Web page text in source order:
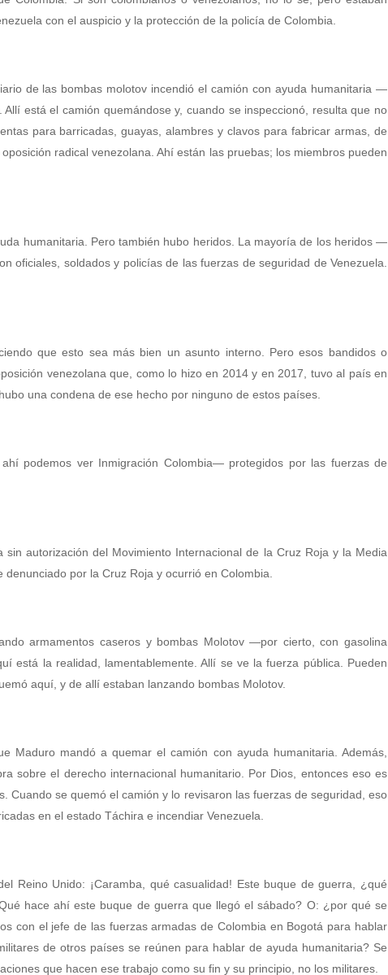
con el auspicio y la protección de la policía de Colombia.
de las bombas molotov incendió el camión con ayuda humanitaria —
está el camión quemándose y, cuando se inspeccionó, resulta que no
para barricadas, guayas, alambres y clavos para fabricar armas, de
radical venezolana. Ahí están las pruebas; los miembros pueden
humanitaria. Pero también hubo heridos. La mayoría de los heridos —
oficiales, soldados y policías de las fuerzas de seguridad de Venezuela.
que esto sea más bien un asunto interno. Pero esos bandidos o
venezolana que, como lo hizo en 2014 y en 2017, tuvo al país en
una condena de ese hecho por ninguno de estos países.
podemos ver Inmigración Colombia— protegidos por las fuerzas de
autorización del Movimiento Internacional de la Cruz Roja y la Media
por la Cruz Roja y ocurrió en Colombia.
armamentos caseros y bombas Molotov —por cierto, con gasolina
está la realidad, lamentablemente. Allí se ve la fuerza pública. Pueden
aquí, y de allí estaban lanzando bombas Molotov.
Maduro mandó a quemar el camión con ayuda humanitaria. Además,
sobre el derecho internacional humanitario. Por Dios, entonces eso es
Cuando se quemó el camión y lo revisaron las fuerzas de seguridad, eso
en el estado Táchira e incendiar Venezuela.
Reino Unido: ¡Caramba, qué casualidad! Este buque de guerra, ¿qué
hace ahí este buque de guerra que llegó el sábado? O: ¿por qué se
con el jefe de las fuerzas armadas de Colombia en Bogotá para hablar
de otros países se reúnen para hablar de ayuda humanitaria? Se
que hacen ese trabajo como su fin y su principio, no los militares.